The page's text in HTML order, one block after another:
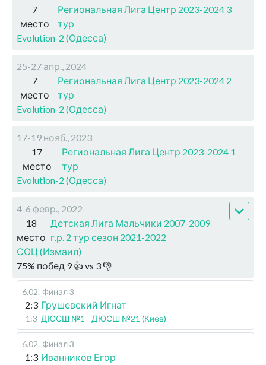
7
место
Региональная Лига Центр 2023-2024 3
тур
Evolution-2 (Одесса)
25-27 апр., 2024
7
место
Региональная Лига Центр 2023-2024 2
тур
Evolution-2 (Одесса)
17-19 нояб., 2023
17
место
Региональная Лига Центр 2023-2024 1
тур
Evolution-2 (Одесса)
4-6 февр., 2022
18
место
Детская Лига Мальчики 2007-2009
г.р. 2 тур сезон 2021-2022
СОЦ (Измаил)
75% побед 9👍 vs 3👎
6.02. Финал 3
2:3 Грушевский Игнат
1:3 ДЮСШ №1 - ДЮСШ №21 (Киев)
6.02. Финал 3
1:3 Иванников Егор